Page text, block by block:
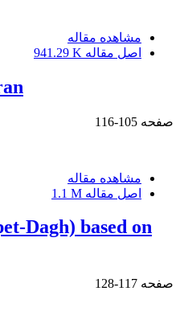
مشاهده مقاله
اصل مقاله 941.29 K
صفحه 105-116
مشاهده مقاله
اصل مقاله 1.1 M
Dagh) based on
صفحه 117-128